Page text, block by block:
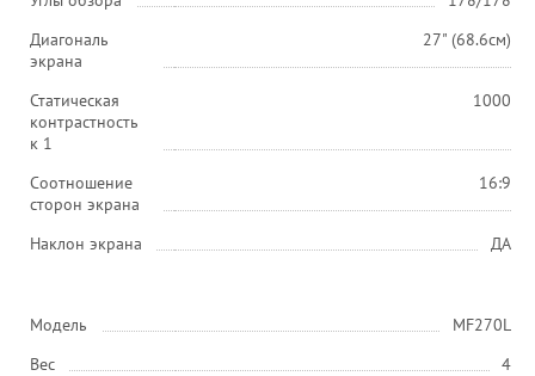
Диагональ
экрана
27" (68.6см)
Статическая
контрастность
к 1
1000
Соотношение
сторон экрана
16:9
Наклон экрана ДА
Модель
MF270L
Вес
4